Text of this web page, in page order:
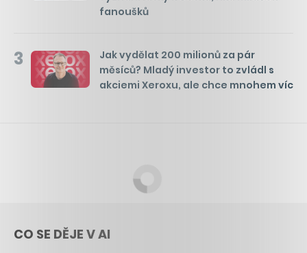
fanoušků
3
Jak vydělat 200 milionů za pár
měsíců? Mladý investor to zvládl s
akciemi Xeroxu, ale chce mnohem víc
CO SE DĚJE V AI